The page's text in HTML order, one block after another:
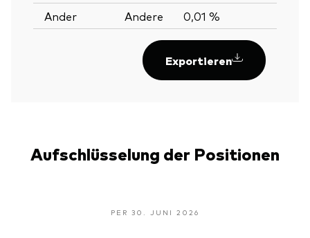
Ander
Andere 0,01 %
Exportieren
Aufschlüsselung der Positionen
PER 30. JUNI 2026